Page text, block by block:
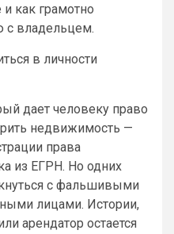
как грамотно
с владельцем.
в личности
дает человеку право
недвижимость —
права
из ЕГРН. Но одних
с фальшивыми
лицами. Истории,
арендатор остается